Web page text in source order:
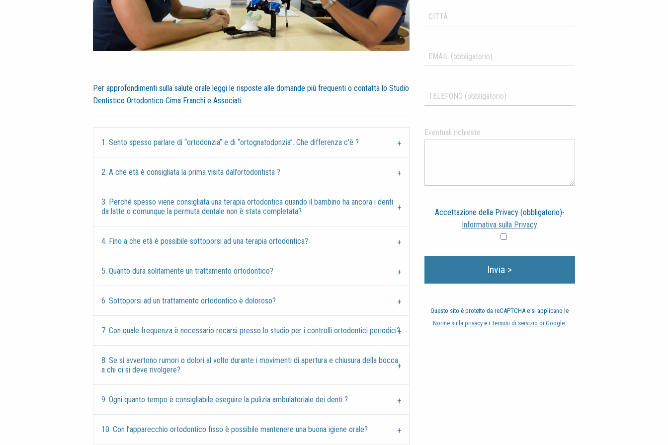
Per approfondimenti sulla salute orale leggi le risposte alle domande più frequenti o contatta lo Studio
Dentistico Ortodontico Cima Franchi e Associati.
1. Sento spesso parlare di “ortodonzia” e di “ortognatodonzia”. Che differenza c’è ?
2. A che età è consigliata la prima visita dall’ortodontista ?
3. Perché spesso viene consigliata una terapia ortodontica quando il bambino ha ancora i denti
da latte o comunque la permuta dentale non è stata completata?
4. Fino a che età è possibile sottoporsi ad una terapia ortodontica?
5. Quanto dura solitamente un trattamento ortodontico?
6. Sottoporsi ad un trattamento ortodontico è doloroso?
7. Con quale frequenza è necessario recarsi presso lo studio per i controlli ortodontici periodici?
8. Se si avvertono rumori o dolori al volto durante i movimenti di apertura e chiusura della bocca
a chi ci si deve rivolgere?
9. Ogni quanto tempo è consigliabile eseguire la pulizia ambulatoriale dei denti ?
10. Con l’apparecchio ortodontico fisso è possibile mantenere una buona igiene orale?
Eventuali richieste
Accettazione della Privacy (obbligatorio)-
Informativa sulla Privacy
Questo sito è protetto da reCAPTCHA e si applicano le
Norme sulla privacy e iTermini di servizio di Google.